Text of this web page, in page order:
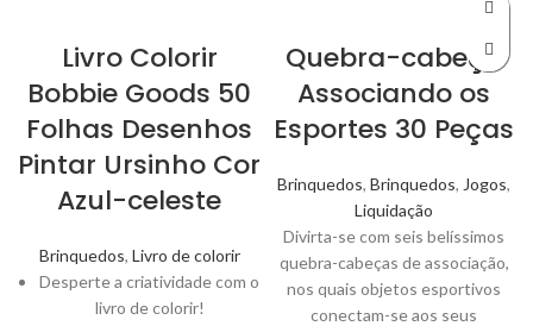
Livro Colorir
Bobbie Goods 50
Folhas Desenhos
Pintar Ursinho Cor
Azul-celeste
Brinquedos, Livro de colorir
Desperte a criatividade com o
livro de colorir!
Quebra-cabeça
Associando os
Esportes 30 Peças
Brinquedos, Brinquedos, Jogos,
Liquidação
Divirta-se com seis belíssimos
quebra-cabeças de associação,
nos quais objetos esportivos
conectam-se aos seus